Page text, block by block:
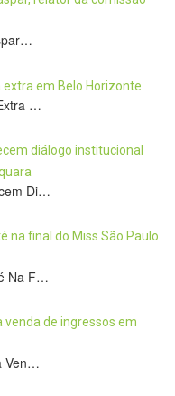
…
Di…
Na F…
Ven…